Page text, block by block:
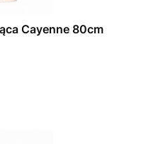
Cayenne 80cm